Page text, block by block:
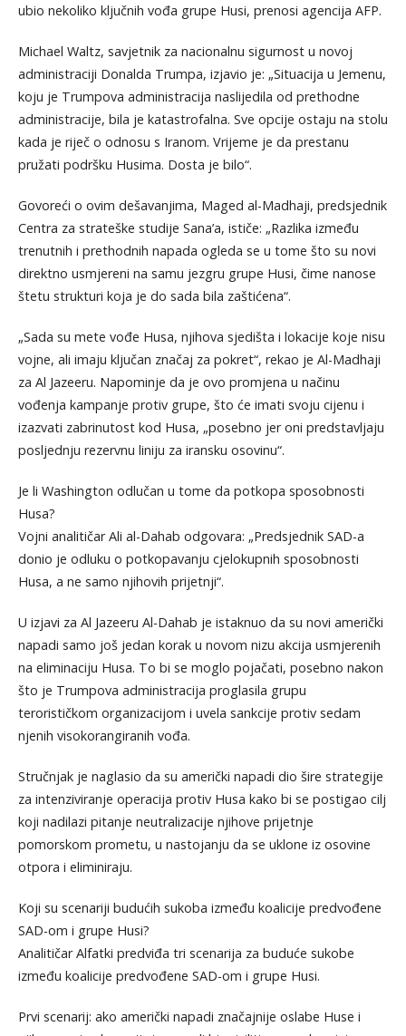
ubio nekoliko ključnih vođa grupe Husi, prenosi agencija AFP.
Michael Waltz, savjetnik za nacionalnu sigurnost u novoj
administraciji Donalda Trumpa, izjavio je: „Situacija u Jemenu,
koju je Trumpova administracija naslijedila od prethodne
administracije, bila je katastrofalna. Sve opcije ostaju na stolu
kada je riječ o odnosu s Iranom. Vrijeme je da prestanu
pružati podršku Husima. Dosta je bilo“.
Govoreći o ovim dešavanjima, Maged al-Madhaji, predsjednik
Centra za strateške studije Sana’a, ističe: „Razlika između
trenutnih i prethodnih napada ogleda se u tome što su novi
direktno usmjereni na samu jezgru grupe Husi, čime nanose
štetu strukturi koja je do sada bila zaštićena“.
„Sada su mete vođe Husa, njihova sjedišta i lokacije koje nisu
vojne, ali imaju ključan značaj za pokret“, rekao je Al-Madhaji
za Al Jazeeru. Napominje da je ovo promjena u načinu
vođenja kampanje protiv grupe, što će imati svoju cijenu i
izazvati zabrinutost kod Husa, „posebno jer oni predstavljaju
posljednju rezervnu liniju za iransku osovinu“.
Je li Washington odlučan u tome da potkopa sposobnosti
Husa?
Vojni analitičar Ali al-Dahab odgovara: „Predsjednik SAD-a
donio je odluku o potkopavanju cjelokupnih sposobnosti
Husa, a ne samo njihovih prijetnji“.
U izjavi za Al Jazeeru Al-Dahab je istaknuo da su novi američki
napadi samo još jedan korak u novom nizu akcija usmjerenih
na eliminaciju Husa. To bi se moglo pojačati, posebno nakon
što je Trumpova administracija proglasila grupu
terorističkom organizacijom i uvela sankcije protiv sedam
njenih visokorangiranih vođa.
Stručnjak je naglasio da su američki napadi dio šire strategije
za intenziviranje operacija protiv Husa kako bi se postigao cilj
koji nadilazi pitanje neutralizacije njihove prijetnje
pomorskom prometu, u nastojanju da se uklone iz osovine
otpora i eliminiraju.
Koji su scenariji budućih sukoba između koalicije predvođene
SAD-om i grupe Husi?
Analitičar Alfatki predviđa tri scenarija za buduće sukobe
između koalicije predvođene SAD-om i grupe Husi.
Prvi scenarij: ako američki napadi značajnije oslabe Huse i